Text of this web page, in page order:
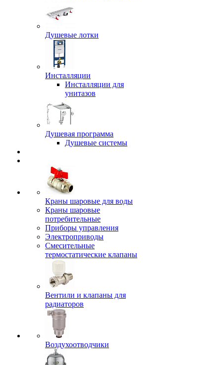
Душевые лотки
Инсталляции
Инсталляции для
унитазов
Душевая программа
Душевые системы
Краны шаровые для воды
Краны шаровые
потребительные
Приборы управления
Электроприводы
Смесительные
термостатические клапаны
Вентили и клапаны для
радиаторов
Воздухоотводчики